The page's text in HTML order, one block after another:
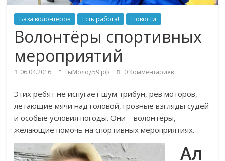
База волонтёров Есть работа! Новости
Волонтёры спортивных
мероприятий
06.04.2016 ТыМолод59.рф 0 Комментариев
Этих ребят не испугает шум трибун, рев моторов,
летающие мячи над головой, грозные взгляды судей
и особые условия погоды. Они – волонтёры,
желающие помочь на спортивных мероприятиях.
Ал